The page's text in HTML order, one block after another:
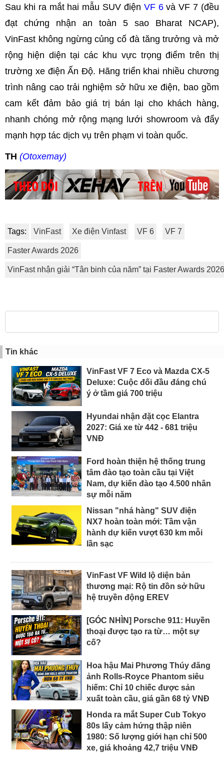
Sau khi ra mắt hai mẫu SUV điện VF 6và VF 7 (đều
đạt chứng nhận an toàn 5 sao Bharat NCAP),
VinFast không ngừng củng cố đà tăng trưởng và mở
rộng hiện diện tại các khu vực trọng điểm trên thị
trường xe điện Ấn Độ. Hãng triển khai nhiều chương
trình nâng cao trải nghiệm sở hữu xe điện, bao gồm
cam kết đảm bảo giá trị bán lại cho khách hàng,
nhanh chóng mở rộng mạng lưới showroom và đẩy
mạnh hợp tác dịch vụ trên phạm vi toàn quốc.
TH (Otoxemay)
Tags: VinFast Xe điện Vinfast VF 6 VF 7
Faster Awards 2026
VinFast nhận giải “Tân binh của năm” tại Faster Awards 2026
Tin khác
VinFast VF 7 Eco và Mazda CX-5
Deluxe: Cuộc đối đầu đáng chú
ý ở tầm giá 700 triệu
Hyundai nhận đặt cọc Elantra
2027: Giá xe từ 442 - 681 triệu
VNĐ
Ford hoàn thiện hệ thống trung
tâm đào tạo toàn cầu tại Việt
Nam, dự kiến đào tạo 4.500 nhân
sự mỗi năm
Nissan "nhá hàng" SUV điện
NX7 hoàn toàn mới: Tầm vận
hành dự kiến vượt 630 km mỗi
lần sạc
VinFast VF Wild lộ diện bản
thương mại: Rộ tin đồn sở hữu
hệ truyền động EREV
[GÓC NHÌN] Porsche 911: Huyền
thoại được tạo ra từ… một sự
cố?
Hoa hậu Mai Phương Thúy đăng
ảnh Rolls-Royce Phantom siêu
hiếm: Chỉ 10 chiếc được sản
xuất toàn cầu, giá gần 68 tỷ VNĐ
Honda ra mắt Super Cub Tokyo
80s lấy cảm hứng thập niên
1980: Số lượng giới hạn chỉ 500
xe, giá khoảng 42,7 triệu VNĐ